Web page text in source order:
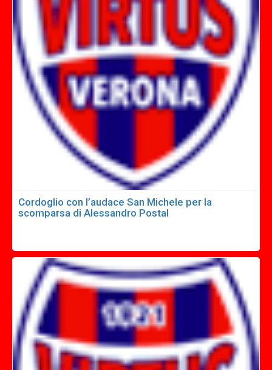
Cordoglio con l’audace San Michele per la
scomparsa di Alessandro Postal